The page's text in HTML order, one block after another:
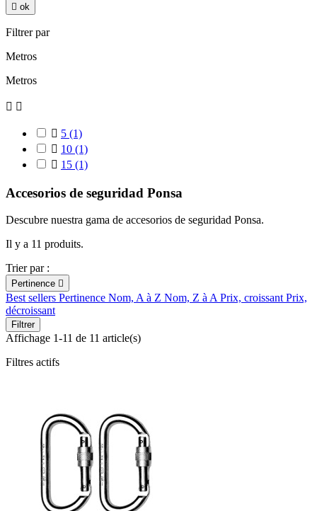
 ok
Filtrer par
Metros
Metros
 
 5 (1)
 10 (1)
 15 (1)
Accesorios de seguridad Ponsa
Descubre nuestra gama de accesorios de seguridad Ponsa.
Il y a 11 produits.
Trier par :
Pertinence 
Best sellers Pertinence Nom, A à Z Nom, Z à APrix, croissantPrix,
décroissant
Filtrer
Affichage 1-11 de 11 article(s)
Filtres actifs